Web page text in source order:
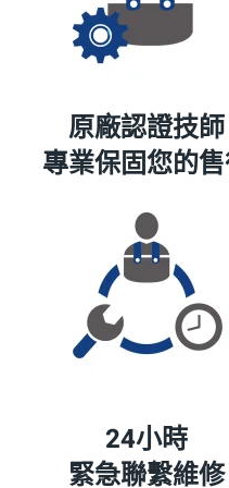
原廠認證技師
專業保固您的
24小時
緊急聯繫維修